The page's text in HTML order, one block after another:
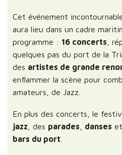
Cet événement
aura lieu dans un cadre
programme : 16 concerts ,
quelques pas du port de la
des artistes de grande
enflammer la scène pour
amateurs, de Jazz.
En plus des concerts, le
jazz , des parades danses et
bars du port